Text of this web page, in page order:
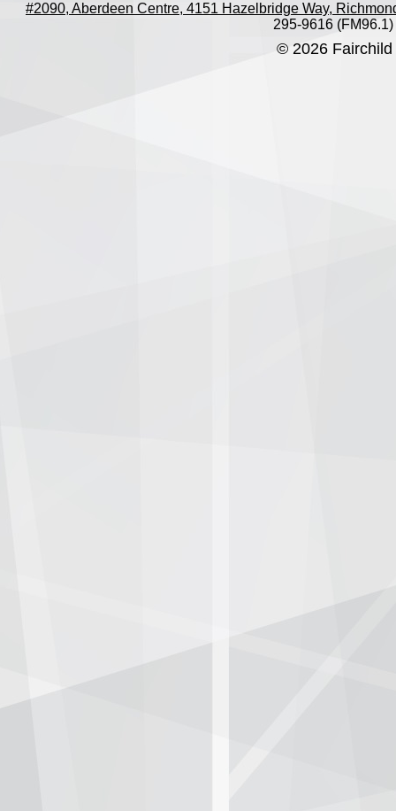
#2090, Aberdeen Centre, 4151 Hazelbridge Way,
295-9616 (FM96.1)
© 2026 Fairchild